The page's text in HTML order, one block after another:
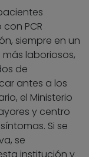
PCR
siempre en un
más laboriosos,
de
antes a los
el Ministerio
y centro
Si se
se